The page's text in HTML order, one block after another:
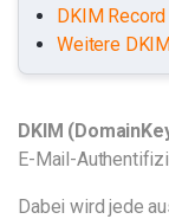
DKIM
Weitere
DKIM
E-Mail-
Dabei wird jede